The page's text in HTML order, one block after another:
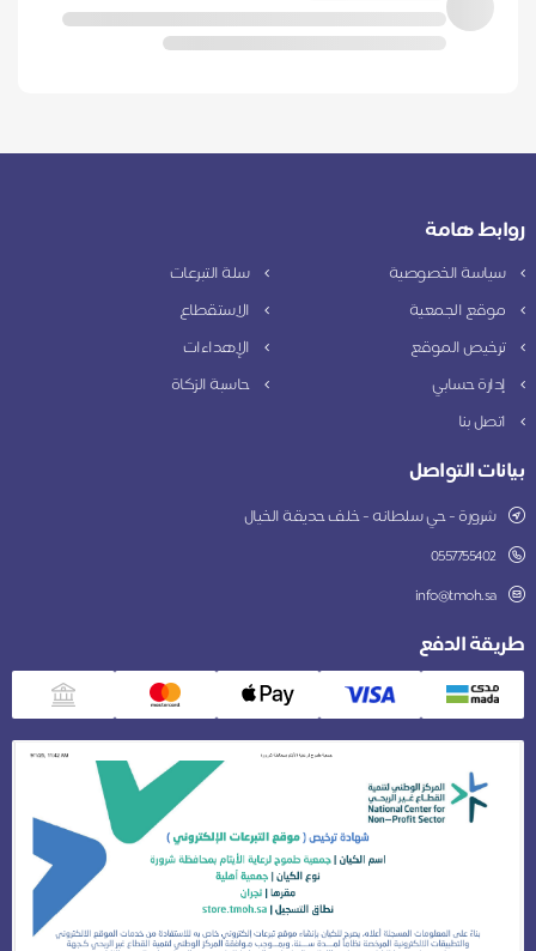
روابط هامة
سياسة الخصوصية
سلة التبرعات
موقع الجمعية
الاستقطاع
ترخيص الموقع
الإهداءات
إدارة حسابي
حاسبة الزكاة
اتصل بنا
بيانات التواصل
شرورة - حي سلطانه - خلف حديقة الخيال
0557755402
info@tmoh.sa
طريقة الدفع